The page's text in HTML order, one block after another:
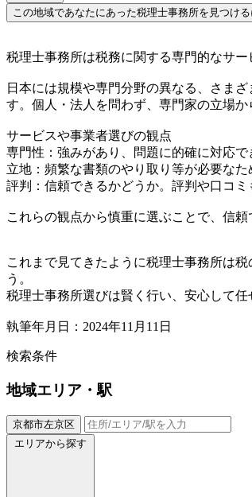
この地域であなたにあった税理士事務所を見つける
税理士事務所は税務に関する専門的なサ
日本には規模や専門分野の異なる、さま
す。個人・法人を問わず、専門家の立場か
サービスや事業者選びの観点
専門性：強みがあり、問題に的確に対応
立地：頻繁な書類のやり取り等が必要な
評判：信頼できるかどうか。評判や口コミ
これらの観点から慎重に選ぶことで、信頼
これまで見てきたように税理士事務所は
う。
税理士事務所選びは賢く行い、安心して任
執筆年月日：2024年11月11日
検索条件
地域エリア・駅
京都市左京区
エリアから探す